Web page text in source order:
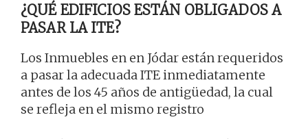
¿QUÉ EDIFICIOS ESTÁN OBLIGADOS A
PASAR LA ITE?
Los Inmuebles en en Jódar están requeridos
a pasar la adecuada ITE inmediatamente
antes de los 45 años de antigüedad, la cual
se refleja en el mismo registro